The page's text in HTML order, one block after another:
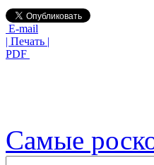
E-mail
| Печать |
PDF
Самые